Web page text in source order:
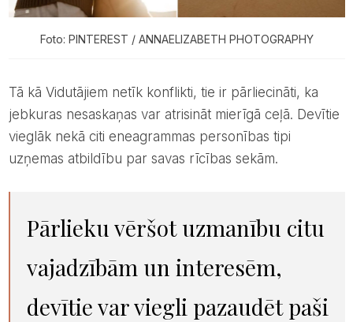
Foto: PINTEREST / ANNAELIZABETH PHOTOGRAPHY
Tā kā Vidutājiem netīk konflikti, tie ir pārliecināti, ka
jebkuras nesaskaņas var atrisināt mierīgā ceļā. Devītie
vieglāk nekā citi eneagrammas personības tipi
uzņemas atbildību par savas rīcības sekām.
Pārlieku vēršot uzmanību citu
vajadzībām un interesēm,
devītie var viegli pazaudēt paši